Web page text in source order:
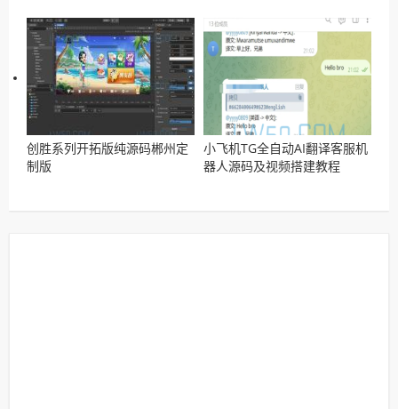
创胜系列开拓版纯源码郴州定
制版
小飞机TG全自动AI翻译客服机
器人源码及视频搭建教程